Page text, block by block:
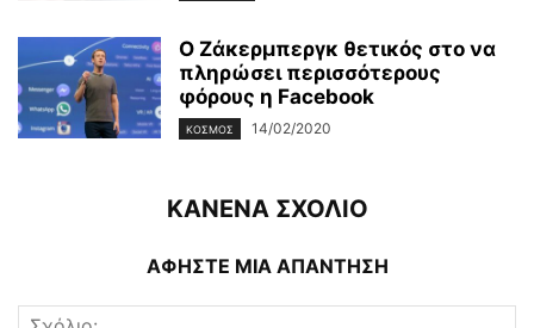
Ο Ζάκερμπεργκ θετικός στο να
πληρώσει περισσότερους
φόρους η Facebook
ΚΌΣΜΟΣ 14/02/2020
ΚΑΝΕΝΑ ΣΧΟΛΙΟ
ΑΦΗΣΤΕ ΜΙΑ ΑΠΑΝΤΗΣΗ